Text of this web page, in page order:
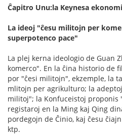
Ĉapitro Unu:la Keynesa
La ideoj "ĉesu militojn per
superpotenco pace"
La plej kerna ideologio de Guan
komerco". En la ĉina historio de
por "ĉesi militojn", ekzemple, la
mlitojn per agrikulturo; la
militoj"; la Konfuceistoj proponis
registaroj en la Ming kaj Qing
pordegojn de Ĉinio, kaj ĉesu
ktp.